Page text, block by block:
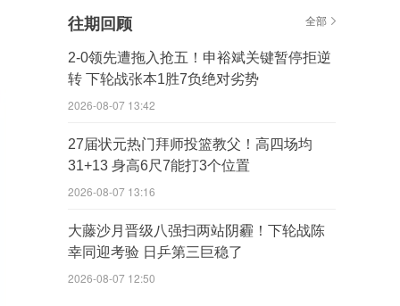
往期回顾 全部
2-0领先遭拖入抢五！申裕斌关键暂停拒逆
转 下轮战张本1胜7负绝对劣势
2026-08-07 13:42
27届状元热门拜师投篮教父！高四场均
31+13 身高6尺7能打3个位置
2026-08-07 13:16
大藤沙月晋级八强扫两站阴霾！下轮战陈
幸同迎考验 日乒第三巨稳了
2026-08-07 12:50